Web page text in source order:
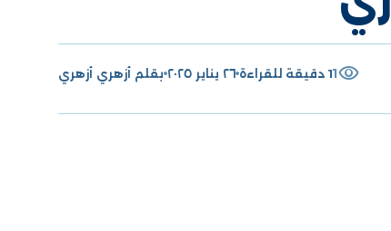
بقلم أزهري أزهري ٢٦ يناير ٢٠٢٥ 1 دقيقة للقراءة visibility
1